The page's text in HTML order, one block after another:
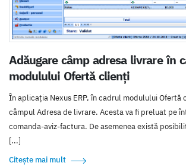
Adăugare câmp adresa livrare în
modulului Ofertă clienți
În aplicația Nexus ERP, în cadrul modulului Ofertă
câmpul Adresa de livrare. Acesta va fi preluat pe
comanda-aviz-factura. De asemenea există
[...]
Citește mai mult